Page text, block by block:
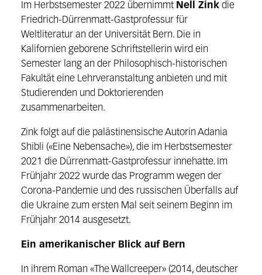
Im Herbstsemester 2022 übernimmt Nell Zinkdie
Friedrich-Dürrenmatt-Gastprofessur für
Weltliteratur an der Universität Bern. Die in
Kalifornien geborene Schriftstellerin wird ein
Semester lang an der Philosophisch-historischen
Fakultät eine Lehrveranstaltung anbieten und mit
Studierenden und Doktorierenden
zusammenarbeiten.
Zink folgt auf die palästinensische Autorin Adania
Shibli («Eine Nebensache»), die im Herbstsemester
2021 die Dürrenmatt-Gastprofessur innehatte. Im
Frühjahr 2022 wurde das Programm wegen der
Corona-Pandemie und des russischen Überfalls auf
die Ukraine zum ersten Mal seit seinem Beginn im
Frühjahr 2014 ausgesetzt.
Ein amerikanischer Blick auf Bern
In ihrem Roman «The Wallcreeper» (2014, deutscher